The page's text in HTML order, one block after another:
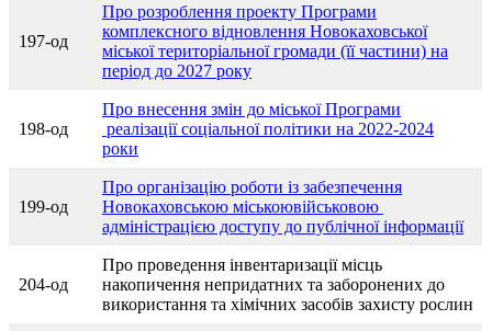
197-од
Про розроблення проекту Програми
комплексного відновлення Новокаховської
міської територіальної громади (її частини) на
період до 2027 року
198-од
Про внесення змін до міської Програми
реалізації соціальної політики на 2022-2024
роки
199-од
Про організацію роботи із забезпечення
Новокаховською міськоювійськовою
адміністрацією доступу до публічної інформації
204-од
Про проведення інвентаризації місць
накопичення непридатних та заборонених до
використання та хімічних засобів захисту рослин